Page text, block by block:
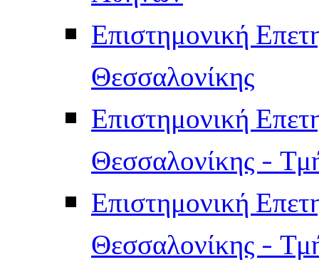
Επιστημονική
Θεσσαλονίκης
Επιστημονική
Θεσσαλονίκης -
Επιστημονική
Θεσσαλονίκης -